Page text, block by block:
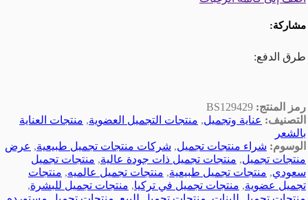
مشاركة:
طرق الدفع:
رمز المنتج: BS129429
التصنيف: عناية وتجميل, منتجات التجميل العضوية, منتجات العناية
بالشعر
الوسوم: شراء منتجات تجميل, شركات منتجات تجميل طبيعية, عرض
منتجات تجميل, منتجات تجميل ذات جودة عالية, منتجات تجميل
سعودي, منتجات تجميل طبيعية, منتجات تجميل عالميه, منتجات
تجميل عضوية, منتجات تجميل في تركيا, منتجات تجميل للبشرة,